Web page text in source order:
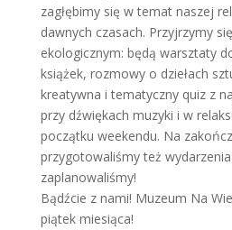
zagłębimy się w temat naszej
dawnych czasach. Przyjrzymy
ekologicznym: będą warsztaty
książek, rozmowy o dziełach
kreatywna i tematyczny quiz z
przy dźwiękach muzyki i w
początku weekendu. Na
przygotowaliśmy też
zaplanowaliśmy!
Bądźcie z nami! Muzeum Na
piątek miesiąca!